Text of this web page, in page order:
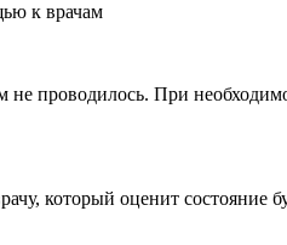
к врачам
не проводилось. При
который оценит состояние